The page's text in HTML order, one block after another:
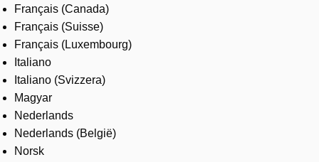
Français (Canada)
Français (Suisse)
Français (Luxembourg)
Italiano
Italiano (Svizzera)
Magyar
Nederlands
Nederlands (België)
Norsk